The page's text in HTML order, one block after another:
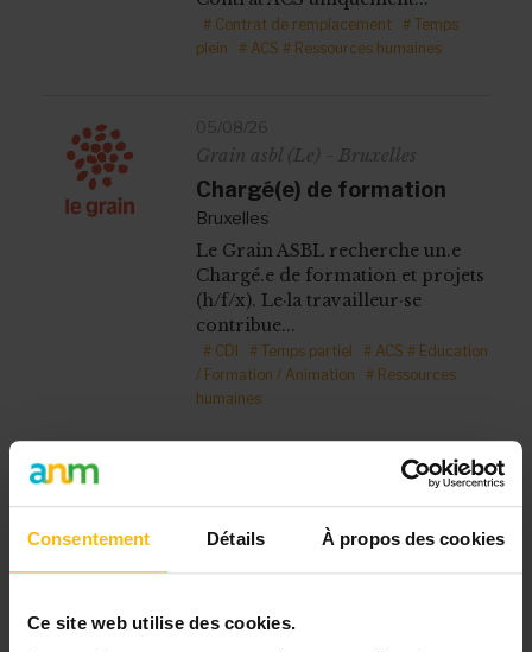
Consentement Détails À propos des cookies
Ce site web utilise des cookies.
# Contrat de remplacement # Temps
plein
# ACS # Ressources humaines
05/08/26
Grain asbl (Le) - Bruxelles
Chargé(e) de formation
Bruxelles
Le Grain ASBL recherche un.e
Chargé.e de formation et projets
(h/f/x). Le·la travailleur·se
contribue...
# CDI # Temps partiel # ACS # Education
/ Formation / Animation
# Ressources
humaines
Comme chez nous - Charleroi
Responsable Charleroi
Chez Toit, tes missions seront à